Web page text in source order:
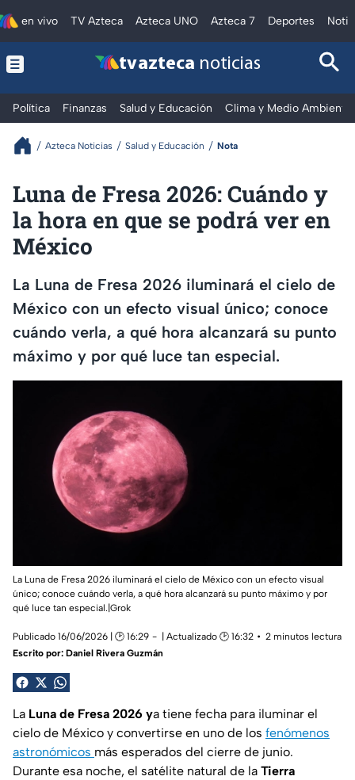
en vivo TV Azteca Azteca UNO Azteca 7 Deportes
tv azteca noticias
Política Finanzas Salud y Educación Clima y Medio Ambiente
Azteca Noticias Salud y Educación Nota
Luna de Fresa 2026: Cuándo y
la hora en que se podrá ver en
México
La Luna de Fresa 2026 iluminará el cielo de
México con un efecto visual único; conoce
cuándo verla, a qué hora alcanzará su punto
máximo y por qué luce tan especial.
La Luna de Fresa 2026 iluminará el cielo de México con un efecto visual
único; conoce cuándo verla, a qué hora alcanzará su punto máximo y por
qué luce tan especial.|Grok
Publicado 16/06/2026 | 🕑 16:29 | Actualizado 🕑 16:32
2 minutos lectura
Escrito por: Daniel Rivera Guzmán
La Luna de Fresa 2026 ya tiene fecha para iluminar el
cielo de México y convertirse en uno de los fenómenos
astronómicos más esperados del cierre de junio.
Durante esa noche, el satélite natural de la Tierra